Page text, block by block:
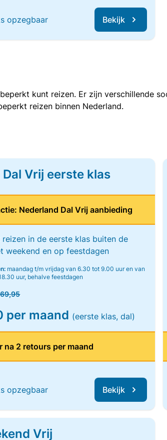
opzegbaar Bekijk
kunt reizen. Er zijn verschillende
reizen binnen Nederland.
Dal Vrij eerste klas
Nederland Dal Vrij aanbieding
reizen in de eerste klas buiten de
weekend en op feestdagen
maandag t/m vrijdag van 6.30 tot 9.00 uur en van
uur, behalve feestdagen
per maand (eerste klas, dal)
na 2 retours per maand
opzegbaar Bekijk
Vrij